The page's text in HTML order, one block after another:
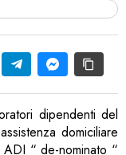
dipendenti del
domiciliare
“ de-nominato “